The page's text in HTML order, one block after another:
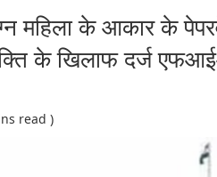
महिला के आकार के
के खिलाफ दर्ज
read )